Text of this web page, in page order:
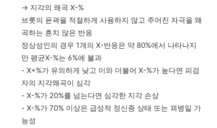
→ 지각의 왜곡 X-%
브롯의 윤곽을 적절하게 사용하지 않고 주어진 자극을 왜
곡하는 흔치 않은 반응
정상성인의 경우 1개의 X-반응은 약 80%에서 나타나지
만 평균X-%는 6%에 불과
- X+%가 유의하게 낮고 이와 더불어 X-%가 높다면 피검
자의 지각왜곡이 심각
- X-%가 20%를 넘는다면 심각한 지각 손상
- X-%가 70% 이상은 급성적 정신증 상태 또는 꾀병일 가
능성